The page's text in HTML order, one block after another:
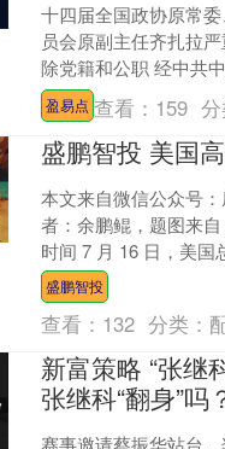
十四届全国政协原常
员会原副主任齐扎拉
除党籍和公职 经中共
委国家监委对十四届全
农业和农村委员会原副
盈易点 查看： 159 分
盛鹏智投 美国
本文来自微信公众号
者：余鹏鲲，题图来
时间 7 月 16 日，美国
取消对加利福尼亚州高
助，以兑现他削....
盛鹏智投
查看： 132 分类：
新富策略 “张继
张继科“翻身”吗
赛事邀请蔡振华站台、